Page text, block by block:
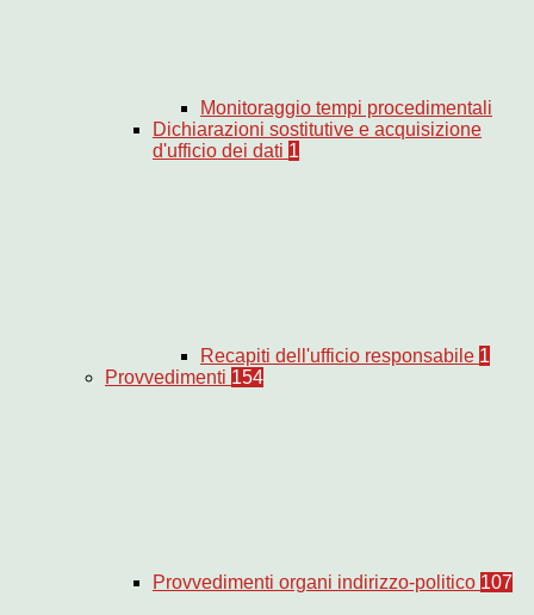
Monitoraggio tempi procedimentali
Dichiarazioni sostitutive e acquisizione
d'ufficio dei dati 1
Recapiti dell'ufficio responsabile 1
Provvedimenti 154
Provvedimenti organi indirizzo-politico 107